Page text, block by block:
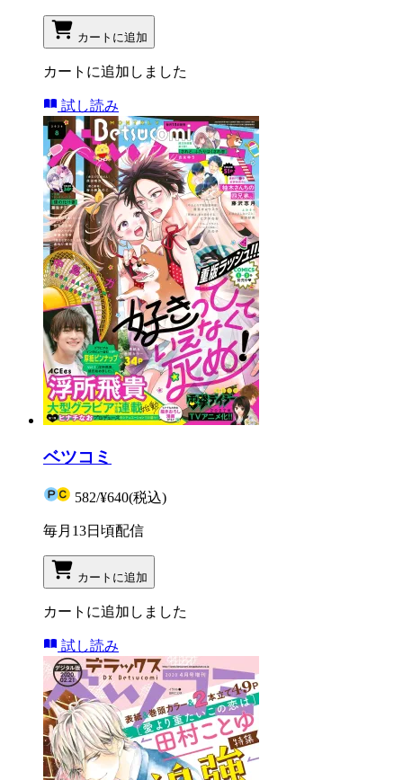
カートに追加
カートに追加しました
試し読み
ベツコミ
582/¥640(税込)
毎月13日頃配信
カートに追加
カートに追加しました
試し読み